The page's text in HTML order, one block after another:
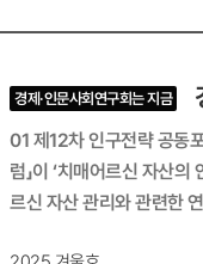
경제·인문사회연구회는 지금
01 제12차 인구전략 공동포럼 경제·인문사회연구회와 대통령직속 저출산고령사회위원회, 서울대 국가미래전략원이 공동 주최한 「제12차
럼」이 ‘치매어르신 자산의 안
르신 자산 관리와 관련한